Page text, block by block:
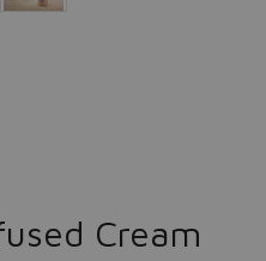
Cream